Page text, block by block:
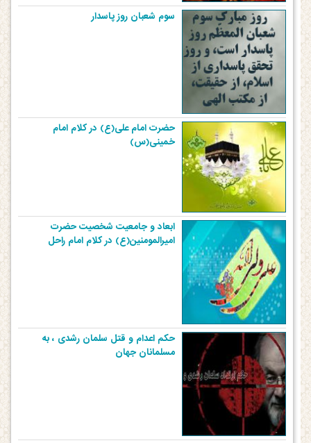
سوم شعبان روز پاسدار
حضرت امام علی(ع) در کلام امام
خمینی(س)
ابعاد و جامعیت شخصیت حضرت
امیرالمومنین(ع) در کلام امام راحل
حکم اعدام و قتل سلمان رشدی ، به
مسلمانان جهان